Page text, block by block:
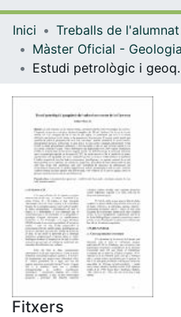
Inici
Treballs de l'alumnat
Màster Oficial - Geologia
Estudi
Fitxers